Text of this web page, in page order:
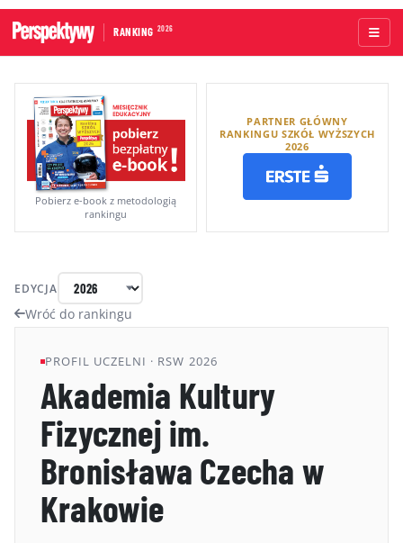
RANKING 2026
STRONA GŁÓWNA
UCZELNIE AKADEMICKIE
UCZELNIE ZAWODOWE
RANKINGI WG TYPÓW UCZELNI
RANKINGI WG GRUP KRYTERIÓW
RANKING KIERUNKÓW STUDIÓW
METODOLOGIA
KONTAKT
Pobierz e-book z metodologią
rankingu
PARTNER GŁÓWNY
RANKINGU SZKÓŁ WYŻSZYCH
2026
Wróć do rankingu
EDYCJA
PROFIL UCZELNI · RSW 2026
Akademia Kultury
Fizycznej im.
Bronisława Czecha w
Krakowie